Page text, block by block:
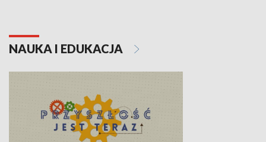
NAUKA I EDUKACJA